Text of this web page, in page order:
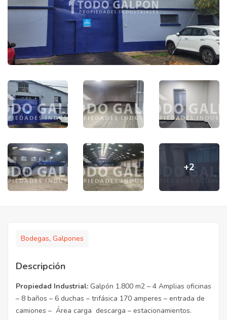
+2
Bodegas, Galpones
Descripción
Propiedad Industrial: Galpón 1.800 m2 – 4 Amplias oficinas
– 8 baños – 6 duchas – trifásica 170 amperes – entrada de
camiones – Área carga descarga – estacionamientos.